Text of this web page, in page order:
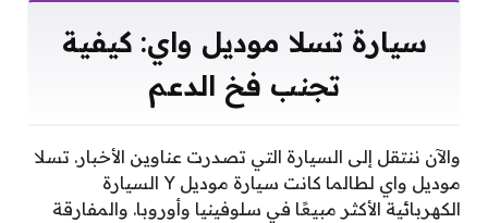
سيارة تسلا موديل واي: كيفية
تجنب فخ الدعم
والآن ننتقل إلى السيارة التي تصدرت عناوين الأخبار. تسلا
موديل واي لطالما كانت سيارة موديل Y السيارة
الكهربائية الأكثر مبيعًا في سلوفينيا وأوروبا. والمفارقة